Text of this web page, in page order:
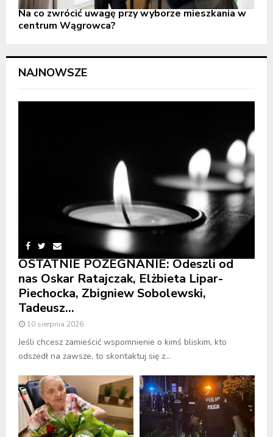
Na co zwrócić uwagę przy wyborze mieszkania w
centrum Wągrowca?
NAJNOWSZE
OSTATNIE POŻEGNANIE: Odeszli od
nas Oskar Ratajczak, Elżbieta Lipar-
Piechocka, Zbigniew Sobolewski,
Tadeusz...
10 sierpnia 2026
Jeśli chcesz zamieścić wspomnienie o kimś bliskim, kto
odszedł na zawsze, to skontaktuj się z...